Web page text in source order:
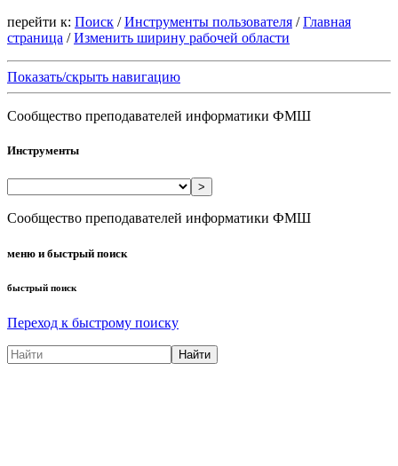
перейти к: Поиск / Инструменты пользователя / Главная
страница / Изменить ширину рабочей области
Показать/скрыть навигацию
Сообщество преподавателей информатики ФМШ
Инструменты
>
Сообщество преподавателей информатики ФМШ
меню и быстрый поиск
быстрый поиск
Переход к быстрому поиску
Найти